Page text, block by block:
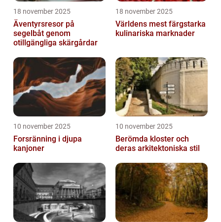
18 november 2025
Äventyrsresor på
segelbåt genom
otillgängliga skärgårdar
18 november 2025
Världens mest färgstarka
kulinariska marknader
10 november 2025
Forsränning i djupa
kanjoner
10 november 2025
Berömda kloster och
deras arkitektoniska stil